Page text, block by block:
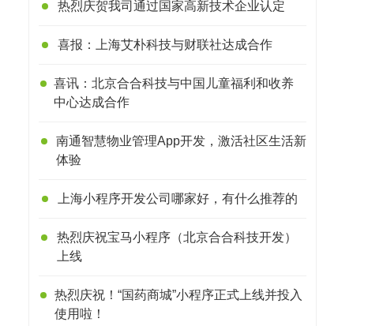
与产
热烈庆贺我司通过国家高新技术企业认定
喜报：上海艾朴科技与财联社达成合作
喜讯：北京合合科技与中国儿童福利和收养
中心达成合作
南通智慧物业管理App开发，激活社区生活新
体验
上海小程序开发公司哪家好，有什么推荐的
热烈庆祝宝马小程序（北京合合科技开发）
上线
热烈庆祝！“国药商城”小程序正式上线并投入
使用啦！